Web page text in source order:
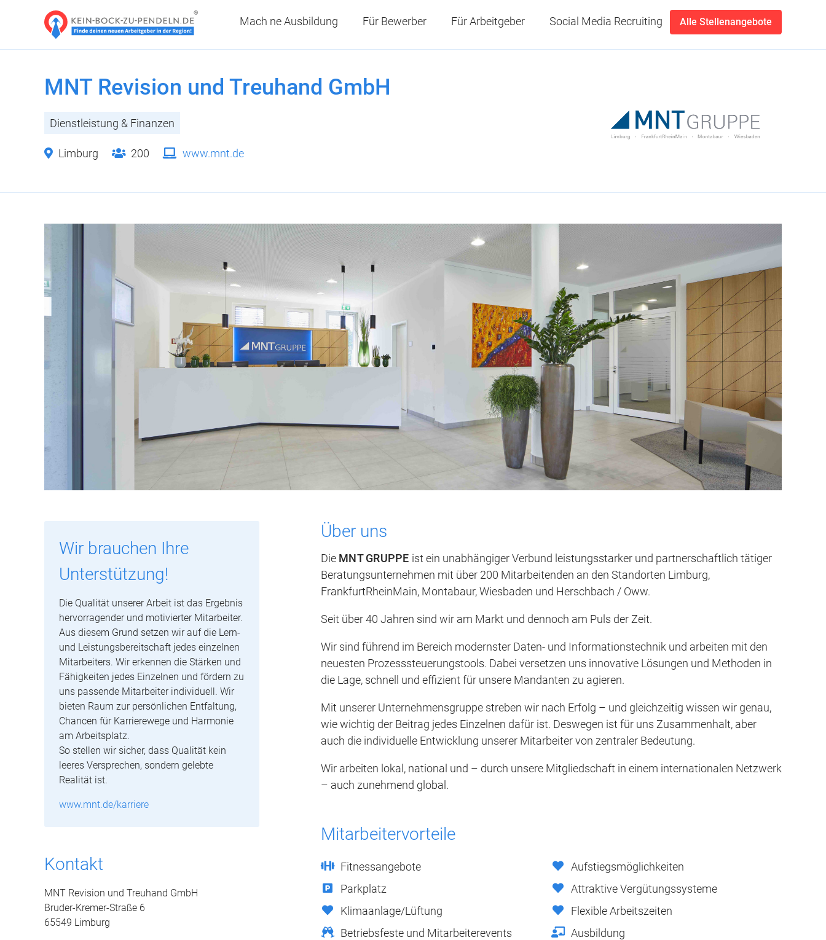
Mach ne Ausbildung Für Bewerber Für Arbeitgeber Social Media Recruiting Alle Stellenangebote
MNT Revision und Treuhand GmbH
Dienstleistung & Finanzen
Limburg 200 www.mnt.de
Wir brauchen Ihre
Unterstützung!
Die Qualität unserer Arbeit ist das Ergebnis
hervorragender und motivierter Mitarbeiter.
Aus diesem Grund setzen wir auf die Lern-
und Leistungsbereitschaft jedes einzelnen
Mitarbeiters. Wir erkennen die Stärken und
Fähigkeiten jedes Einzelnen und fördern zu
uns passende Mitarbeiter individuell. Wir
bieten Raum zur persönlichen Entfaltung,
Chancen für Karrierewege und Harmonie
am Arbeitsplatz.
So stellen wir sicher, dass Qualität kein
leeres Versprechen, sondern gelebte
Realität ist.
www.mnt.de/karriere
Kontakt
MNT Revision und Treuhand GmbH
Bruder-Kremer-Straße 6
65549 Limburg
Über uns
Die MNT GRUPPE ist ein unabhängiger Verbund leistungsstarker und partnerschaftlich tätiger
Beratungsunternehmen mit über 200 Mitarbeitenden an den Standorten Limburg,
FrankfurtRheinMain, Montabaur, Wiesbaden und Herschbach / Oww.
Seit über 40 Jahren sind wir am Markt und dennoch am Puls der Zeit.
Wir sind führend im Bereich modernster Daten- und Informationstechnik und arbeiten mit den
neuesten Prozesssteuerungstools. Dabei versetzen uns innovative Lösungen und Methoden in
die Lage, schnell und effizient für unsere Mandanten zu agieren.
Mit unserer Unternehmensgruppe streben wir nach Erfolg – und gleichzeitig wissen wir genau,
wie wichtig der Beitrag jedes Einzelnen dafür ist. Deswegen ist für uns Zusammenhalt, aber
auch die individuelle Entwicklung unserer Mitarbeiter von zentraler Bedeutung.
Wir arbeiten lokal, national und – durch unsere Mitgliedschaft in einem internationalen Netzwerk
– auch zunehmend global.
Mitarbeitervorteile
Fitnessangebote
Aufstiegsmöglichkeiten
Parkplatz
Attraktive Vergütungssysteme
Klimaanlage/Lüftung
Flexible Arbeitszeiten
Betriebsfeste und Mitarbeiterevents
Ausbildung